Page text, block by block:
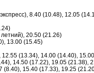
8.40 (10.48), 12.05
20.50 (21.26)
13.00 (15.45)
(13.34), 14.00 (14.40),
14.50 (17.22), 19.05 (21.38),
(8.40), 15.40 (17.33), 19.25